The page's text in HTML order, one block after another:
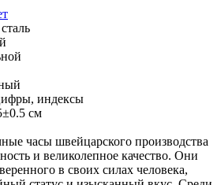
индексы
см
часы швейцарского производства
и великолепное качество. Они
в своих силах человека,